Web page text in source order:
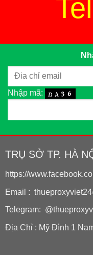
Nhập mã:
TRỤ SỞ TP. HÀ
https://
Email :
Telegram:
Địa Chỉ : Mỹ Đình 1